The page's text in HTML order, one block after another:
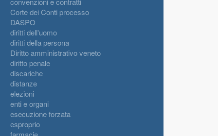
Corte dei Conti processo
DASPO
diritti dell'uomo
diritti della persona
Diritto amministrativo veneto
diritto penale
discariche
distanze
elezioni
enti e organi
esecuzione forzata
esproprio